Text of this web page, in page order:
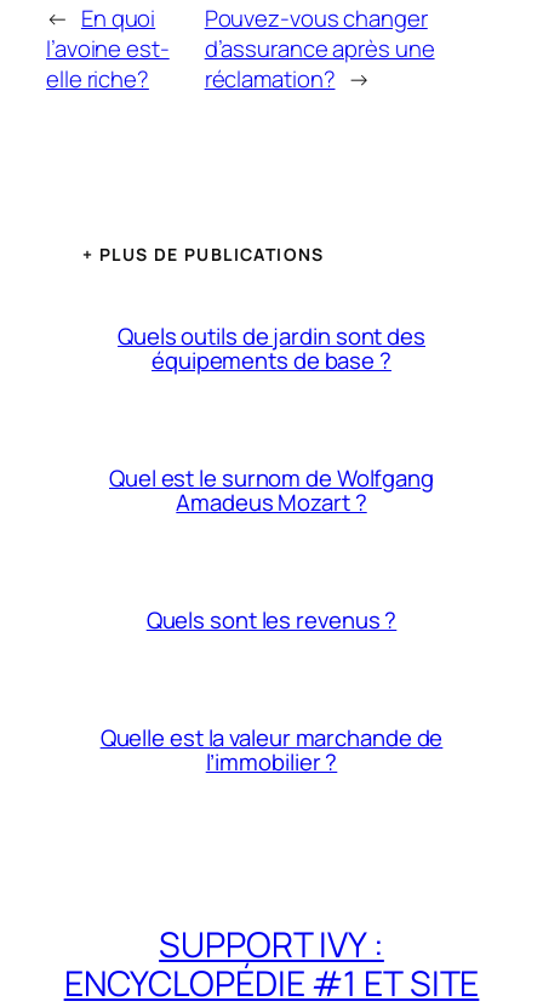
← En quoi
l’avoine est-
elle riche?
Pouvez-vous changer
d’assurance après une
réclamation? →
+ PLUS DE PUBLICATIONS
Quels outils de jardin sont des
équipements de base ?
Quel est le surnom de Wolfgang
Amadeus Mozart ?
Quels sont les revenus ?
Quelle est la valeur marchande de
l’immobilier ?
SUPPORT IVY :
ENCYCLOPÉDIE #1 ET SITE